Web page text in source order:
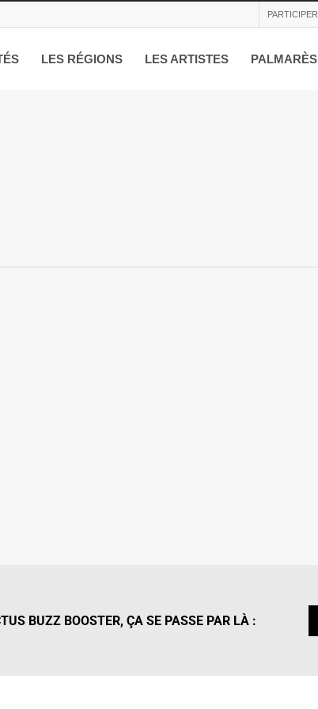
PARTICIPER
LES RÉGIONS LES ARTISTES PALMARÈS
BUZZ BOOSTER, ÇA SE PASSE PAR LÀ :